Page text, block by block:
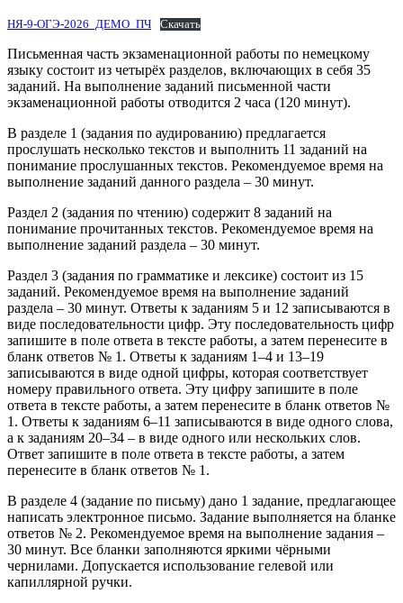
НЯ-9-ОГЭ-2026_ДЕМО_ПЧ Скачать
Письменная часть экзаменационной работы по немецкому
языку состоит из четырёх разделов, включающих в себя 35
заданий. На выполнение заданий письменной части
экзаменационной работы отводится 2 часа (120 минут).
В разделе 1 (задания по аудированию) предлагается
прослушать несколько текстов и выполнить 11 заданий на
понимание прослушанных текстов. Рекомендуемое время на
выполнение заданий данного раздела – 30 минут.
Раздел 2 (задания по чтению) содержит 8 заданий на
понимание прочитанных текстов. Рекомендуемое время на
выполнение заданий раздела – 30 минут.
Раздел 3 (задания по грамматике и лексике) состоит из 15
заданий. Рекомендуемое время на выполнение заданий
раздела – 30 минут. Ответы к заданиям 5 и 12 записываются в
виде последовательности цифр. Эту последовательность цифр
запишите в поле ответа в тексте работы, а затем перенесите в
бланк ответов № 1. Ответы к заданиям 1–4 и 13–19
записываются в виде одной цифры, которая соответствует
номеру правильного ответа. Эту цифру запишите в поле
ответа в тексте работы, а затем перенесите в бланк ответов №
1. Ответы к заданиям 6–11 записываются в виде одного слова,
а к заданиям 20–34 – в виде одного или нескольких слов.
Ответ запишите в поле ответа в тексте работы, а затем
перенесите в бланк ответов № 1.
В разделе 4 (задание по письму) дано 1 задание, предлагающее
написать электронное письмо. Задание выполняется на бланке
ответов № 2. Рекомендуемое время на выполнение задания –
30 минут. Все бланки заполняются яркими чёрными
чернилами. Допускается использование гелевой или
капиллярной ручки.